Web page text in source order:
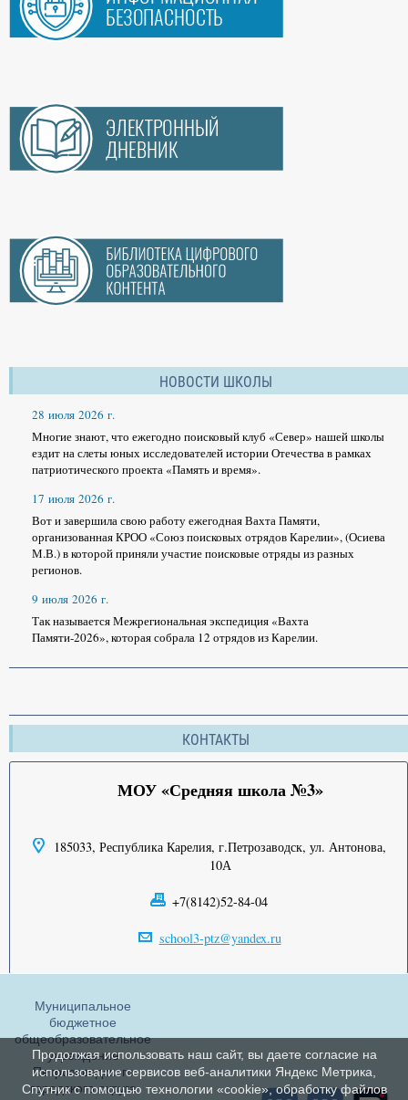
НОВОСТИ ШКОЛЫ
28 июля 2026 г.
Многие знают, что ежегодно поисковый клуб «Север» нашей школы
ездит на слеты юных исследователей истории Отечества в рамках
патриотического проекта «Память и время».
17 июля 2026 г.
Вот и завершила свою работу ежегодная Вахта Памяти,
организованная КРОО «Союз поисковых отрядов Карелии», (Осиева
М.В.) в которой приняли участие поисковые отряды из разных
регионов.
9 июля 2026 г.
Так называется Межрегиональная экспедиция «Вахта
Памяти-2026», которая собрала 12 отрядов из Карелии.
КОНТАКТЫ
МОУ «Средняя школа №3»
185033, Республика Карелия, г.Петрозаводск, ул. Антонова,
10А
+7(8142)52-84-04
school3-ptz@yandex.ru
Муниципальное
бюджетное
общеобразовательное
учреждение
Петрозаводского
городского округа
Продолжая использовать наш сайт, вы даете согласие на
использование сервисов веб-аналитики Яндекс Метрика,
Спутник с помощью технологии «cookie», обработку файлов